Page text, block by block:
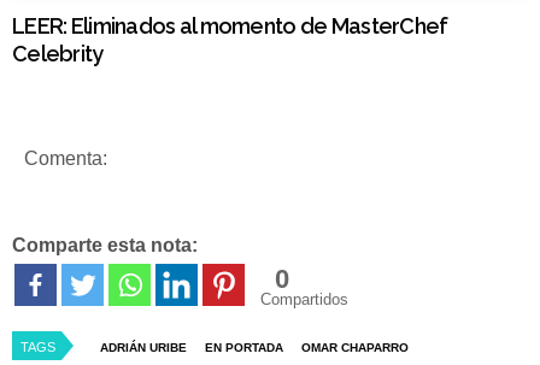
LEER: Eliminados al momento de MasterChef
Celebrity
Comenta:
Comparte esta nota:
0
Compartidos
TAGS ADRIÁN URIBE EN PORTADA OMAR CHAPARRO